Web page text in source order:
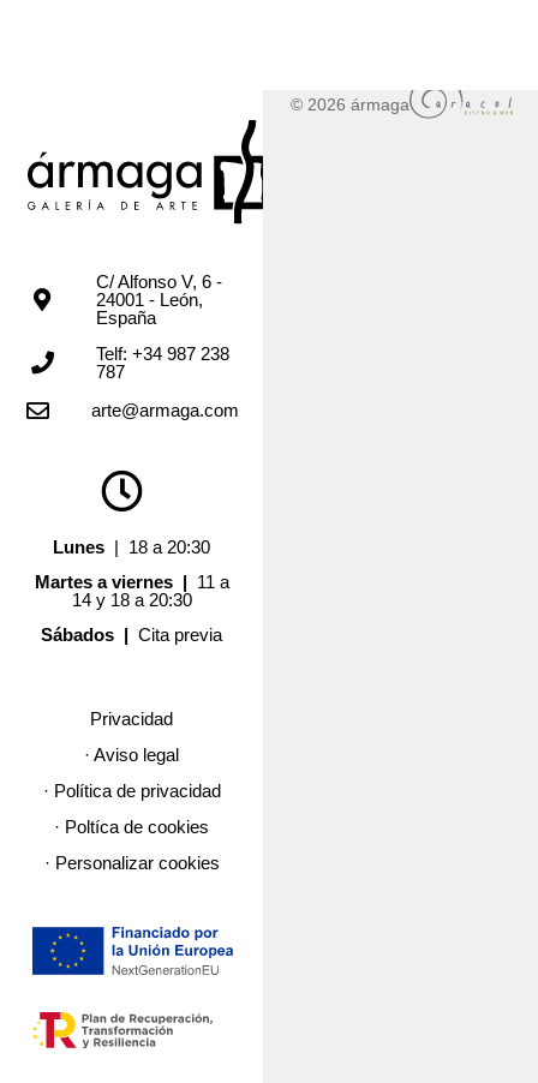
C/ Alfonso V, 6 -
24001 - León,
España
Telf: +34 987 238
787
arte@armaga.com
Lunes | 18 a 20:30
Martes a viernes | 11 a
14 y 18 a 20:30
Sábados |Cita previa
Privacidad
· Aviso legal
· Política de privacidad
· Poltíca de cookies
· Personalizar cookies
© 2026 ármaga